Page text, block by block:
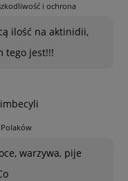
i ochrona
ilość na aktinidii,
tego jest!!!
warzywa, pije